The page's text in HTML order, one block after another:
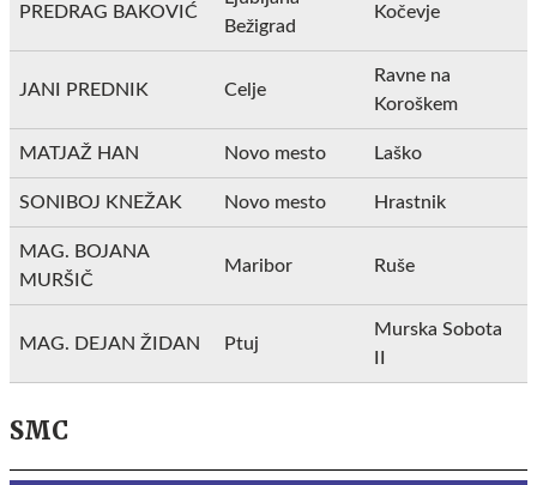
PREDRAG BAKOVIĆ
Bežigrad
Kočevje
JANI PREDNIK Celje
Ravne na
Koroškem
MATJAŽ HAN Novo mesto Laško
SONIBOJ KNEŽAK Novo mesto Hrastnik
MAG. BOJANA
MURŠIČ
Maribor Ruše
MAG. DEJAN ŽIDAN Ptuj
Murska Sobota
II
SMC